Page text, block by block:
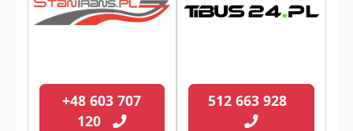
+48 603 707
120
512 663 928